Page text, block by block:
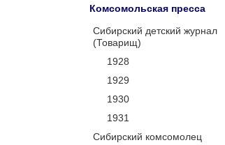
Комсомольская пресса
Сибирский детский журнал
(Товарищ)
1928
1929
1930
1931
Сибирский комсомолец